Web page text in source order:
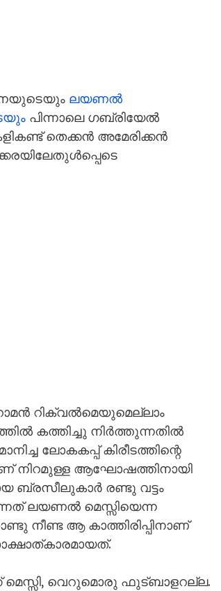
ലയണൽ
പിന്നാലെ ഗബ്രിയേൽ
തെക്കൻ ​അമേരിക്കൻ
റിക്വൽമെയുമെല്ലാം
കത്തിച്ചു നിർത്തുന്നതിൽ
ലോകകപ്പ് കിരീടത്തിന്റെ
നിറമുള്ള ആഘോഷത്തിനായി
ബ്രസീലുകാർ രണ്ടു വട്ടം
ലയണൽ മെസ്സിയെന്ന
നീണ്ട ആ കാത്തിരിപ്പിനാണ്
വെറുമൊരു ഫുട്ബാളറല്ല.